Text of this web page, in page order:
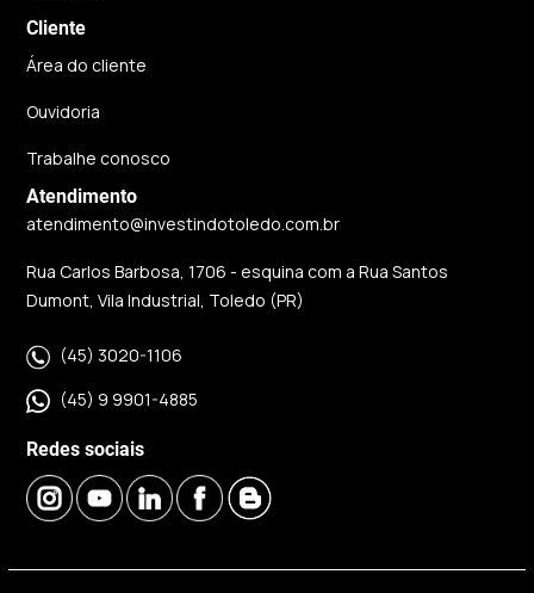
Cliente
Área do cliente
Ouvidoria
Trabalhe conosco
Atendimento
atendimento@investindotoledo.com.br
Rua Carlos Barbosa, 1706 - esquina com a Rua Santos
Dumont, Vila Industrial, Toledo (PR)
(45) 3020-1106
(45) 9 9901-4885
Redes sociais